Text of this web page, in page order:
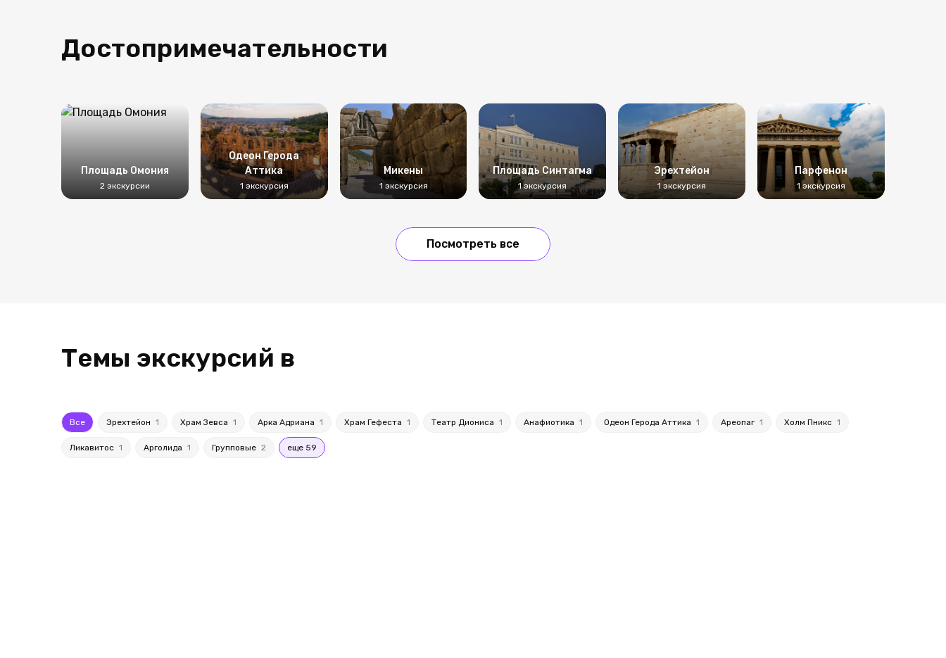
Достопримечательности
Площадь Омония
2 экскурсии
Одеон Герода
Аттика
1 экскурсия
Микены
1 экскурсия
Площадь Синтагма
1 экскурсия
Эрехтейон
1 экскурсия
Парфенон
1 экскурсия
Посмотреть все
Темы экскурсий в
Все Эрехтейон 1 Храм Зевса 1 Арка Адриана 1 Храм Гефеста 1 Театр Диониса 1 Анафиотика 1 Одеон Герода Аттика 1 Ареопаг 1 Холм Пникс 1
Ликавитос 1 Арголида 1 Групповые 2 еще 59